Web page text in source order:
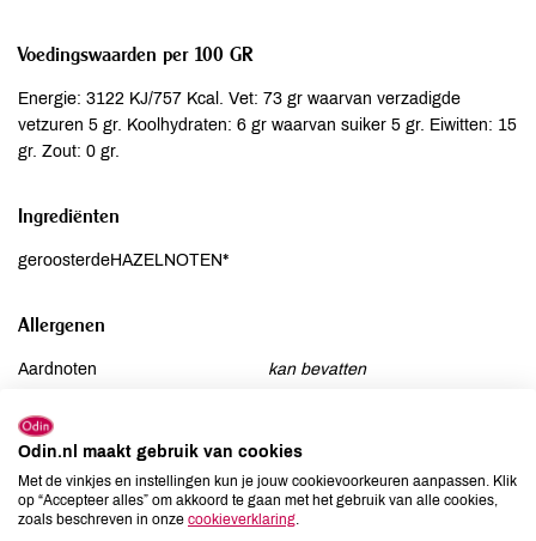
Voedingswaarden per 100 GR
Energie: 3122 KJ/757 Kcal. Vet: 73 gr waarvan verzadigde
vetzuren 5 gr. Koolhydraten: 6 gr waarvan suiker 5 gr. Eiwitten: 15
gr. Zout: 0 gr.
Ingrediënten
geroosterdeHAZELNOTEN*
Allergenen
Aardnoten
kan bevatten
Gluten
Lupine
niet aanwezig
niet aanwezig
Odin.nl maakt gebruik van cookies
Met de vinkjes en instellingen kun je jouw cookievoorkeuren aanpassen. Klik
op “Accepteer alles” om akkoord te gaan met het gebruik van alle cookies,
zoals beschreven in onze cookieverklaring